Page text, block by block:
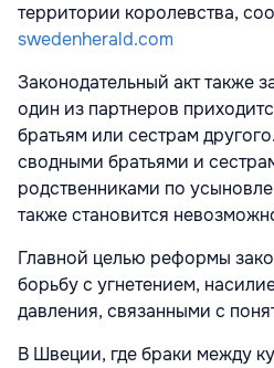
территории королевства,
swedenherald.com
Законодательный акт также
один из партнеров
братьям или сестрам
сводными братьями и
родственниками по
также становится
Главной целью реформы
борьбу с угнетением,
давления, связанными с
В Швеции, где браки между